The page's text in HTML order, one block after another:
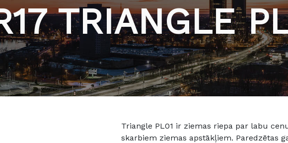
TRIANGLE
Triangle PL01 ir ziemas riepa par labu
skarbiem ziemas apstākļiem. Paredzētas